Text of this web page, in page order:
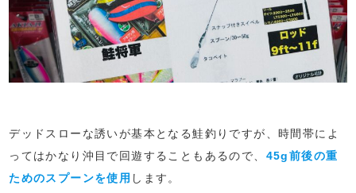
デッドスローな誘いが基本となる鮭釣りですが、時間帯によ
ってはかなり沖目で回遊することもあるので、 45g前後の重
ためのスプーンを使用 します。